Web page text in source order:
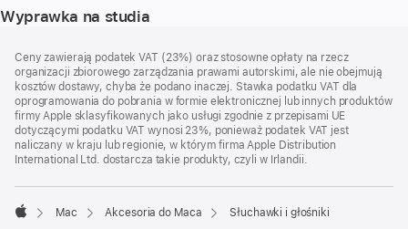
Wyprawka na studia
Ceny zawierają podatek VAT (23%) oraz stosowne opłaty na rzecz
organizacji zbiorowego zarządzania prawami autorskimi, ale nie obejmują
kosztów dostawy, chyba że podano inaczej. Stawka podatku VAT dla
oprogramowania do pobrania w formie elektronicznej lub innych produktów
firmy Apple sklasyfikowanych jako usługi zgodnie z przepisami UE
dotyczącymi podatku VAT wynosi 23%, ponieważ podatek VAT jest
naliczany w kraju lub regionie, w którym firma Apple Distribution
International Ltd. dostarcza takie produkty, czyli w Irlandii.
Mac Akcesoria do Maca Słuchawki i głośniki